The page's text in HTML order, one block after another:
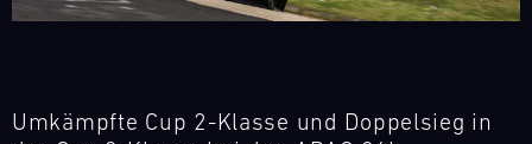
V
Umkämpfte Cup 2-Klasse und Doppelsieg in